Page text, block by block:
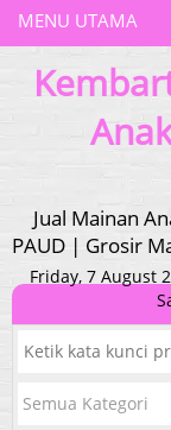
MENU UTAMA
Jual Mainan
PAUD | Grosir
Friday, 7 August